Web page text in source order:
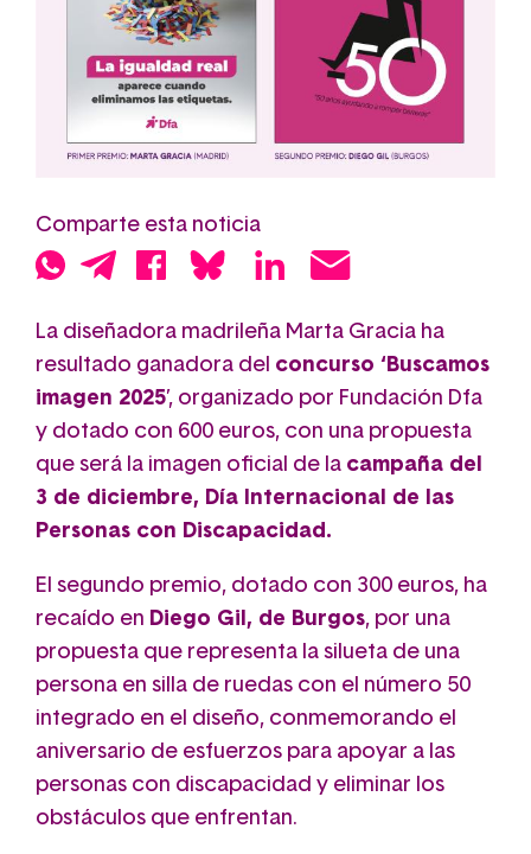
Comparte esta noticia
La diseñadora madrileña Marta Gracia ha
resultado ganadora del concurso ‘Buscamos
imagen 2025’, organizado por Fundación Dfa
y dotado con 600 euros, con una propuesta
que será la imagen oficial de la campaña del
3 de diciembre, Día Internacional de las
Personas con Discapacidad.
El segundo premio, dotado con 300 euros, ha
recaído en Diego Gil, de Burgos, por una
propuesta que representa la silueta de una
persona en silla de ruedas con el número 50
integrado en el diseño, conmemorando el
aniversario de esfuerzos para apoyar a las
personas con discapacidad y eliminar los
obstáculos que enfrentan.